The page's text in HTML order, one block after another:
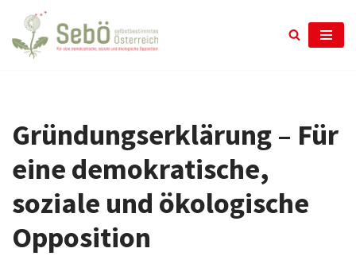
Zum
Inhalt
Gründungserklärung – Für
eine demokratische,
soziale und ökologische
Opposition